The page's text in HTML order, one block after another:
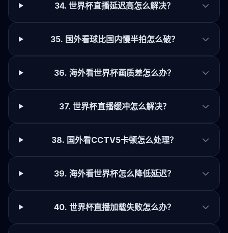
34. 世界杯直播延迟高怎么解决？
35. 国外看球比国内慢半拍怎么破？
36. 海外看世界杯画质差怎么办？
37. 世界杯直播缓冲怎么解决？
38. 国外看CCTV5卡顿怎么处理？
39. 海外看世界杯怎么降低延迟？
40. 世界杯直播加载失败怎么办？